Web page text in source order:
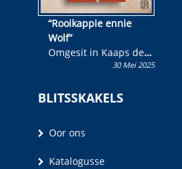
“Rooikappie ennie
Wolf”
Omgesit in Kaaps deur
Olivia M. Coetzee30 Mei 2025
BLITSSKAKELS
Oor ons
Katalogusse